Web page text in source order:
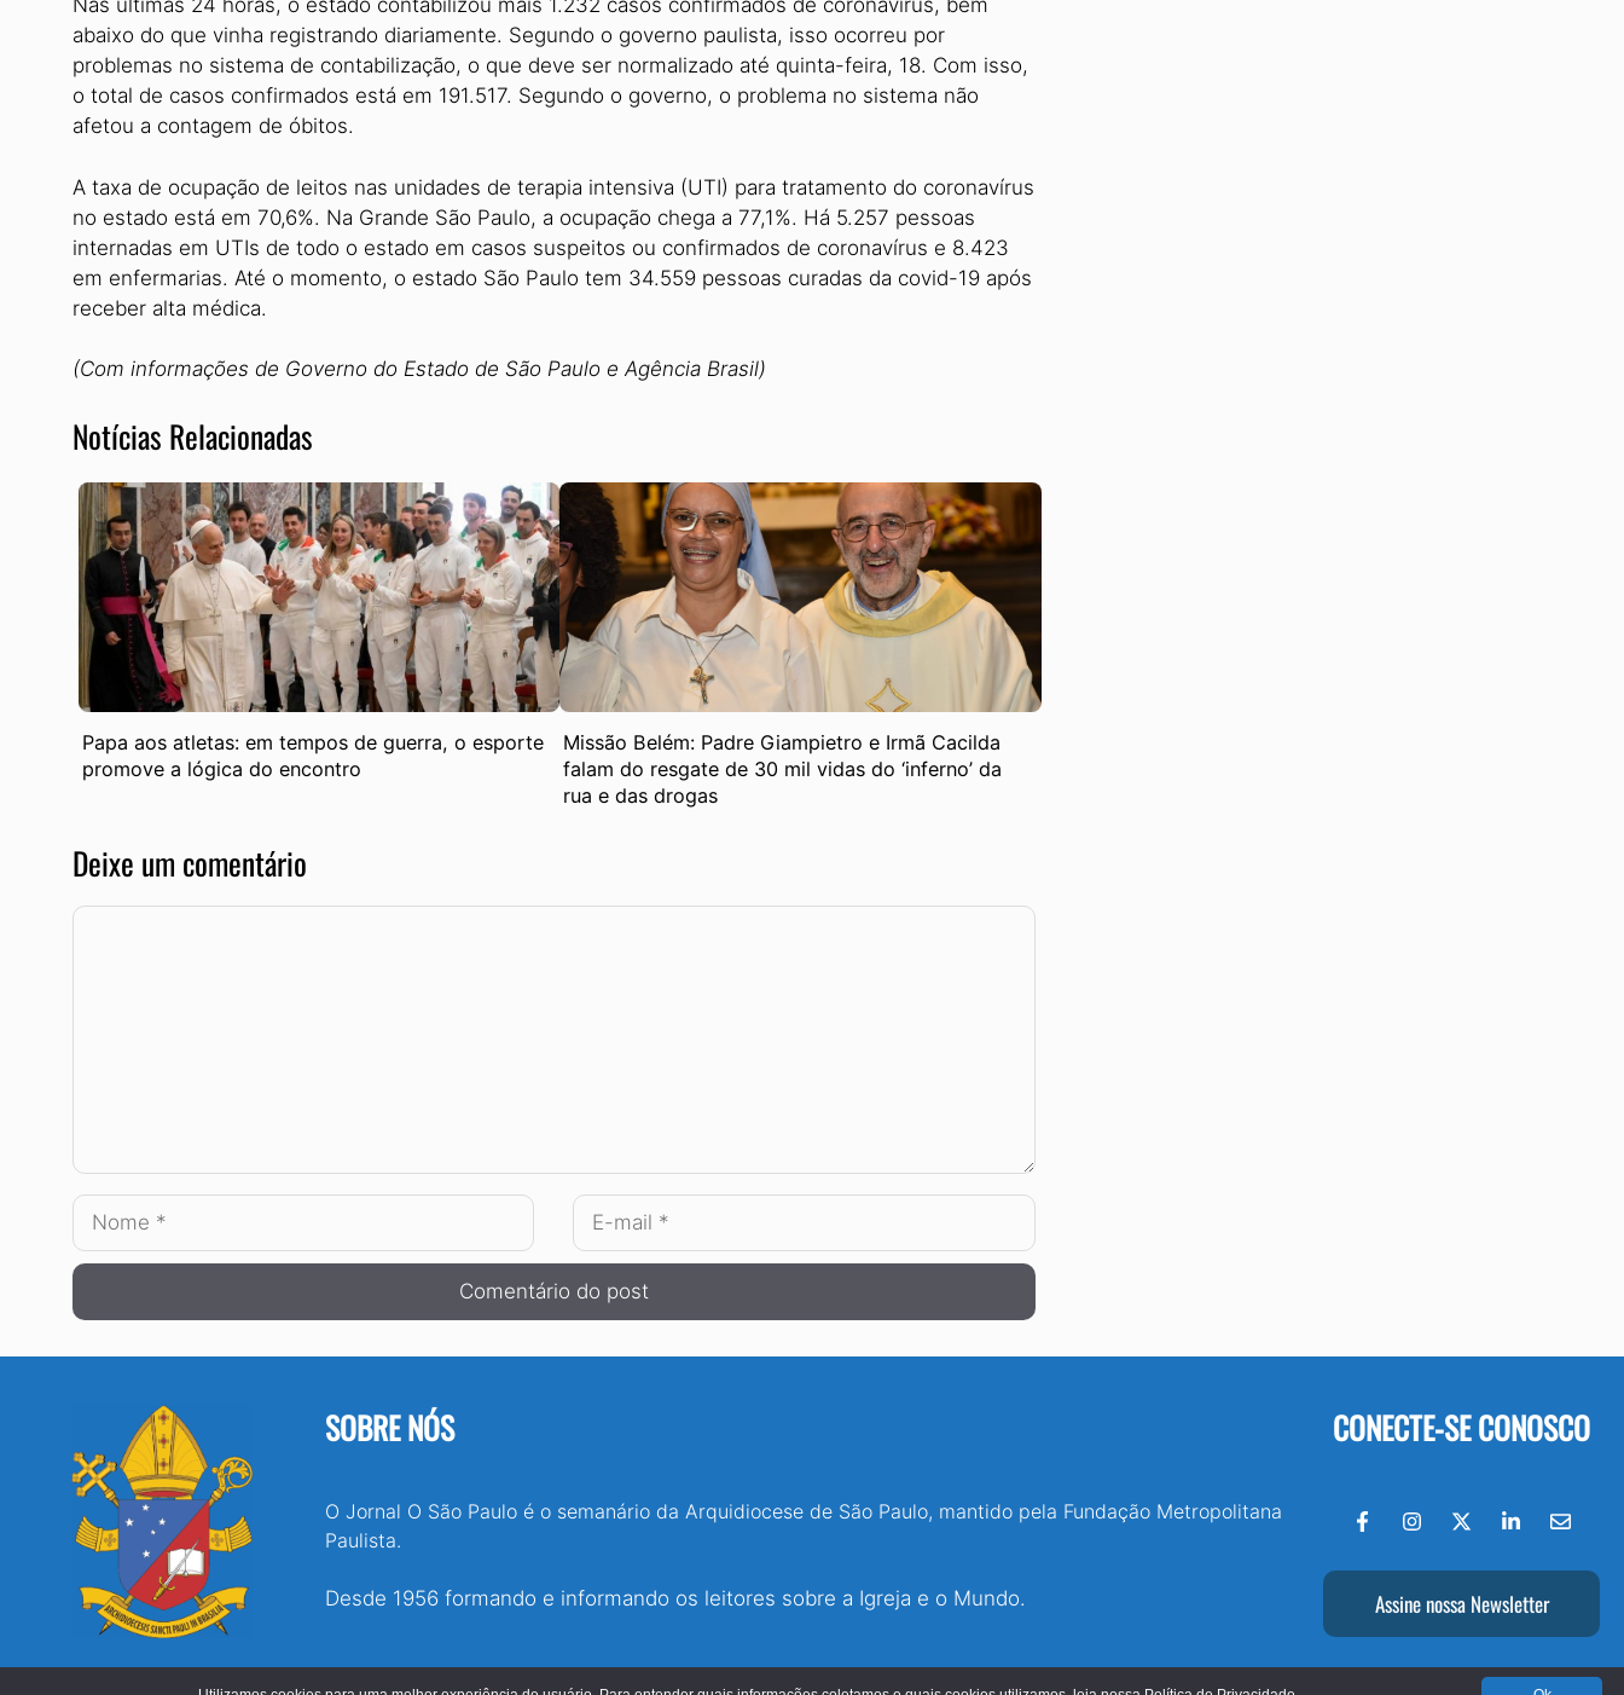
Nas últimas 24 horas, o estado contabilizou mais 1.232 casos confirmados de coronavírus, bem
abaixo do que vinha registrando diariamente. Segundo o governo paulista, isso ocorreu por
problemas no sistema de contabilização, o que deve ser normalizado até quinta-feira, 18. Com isso,
o total de casos confirmados está em 191.517. Segundo o governo, o problema no sistema não
afetou a contagem de óbitos.
A taxa de ocupação de leitos nas unidades de terapia intensiva (UTI) para tratamento do coronavírus
no estado está em 70,6%. Na Grande São Paulo, a ocupação chega a 77,1%. Há 5.257 pessoas
internadas em UTIs de todo o estado em casos suspeitos ou confirmados de coronavírus e 8.423
em enfermarias. Até o momento, o estado São Paulo tem 34.559 pessoas curadas da covid-19 após
receber alta médica.
(Com informações de Governo do Estado de São Paulo e Agência Brasil)
Notícias Relacionadas
Papa aos atletas: em tempos de guerra, o esporte
promove a lógica do encontro
Missão Belém: Padre Giampietro e Irmã Cacilda
falam do resgate de 30 mil vidas do ‘inferno’ da
rua e das drogas
Deixe um comentário
Comentário
Nome
E-
SOBRE NÓS
O Jornal O São Paulo é o semanário da Arquidiocese de São Paulo, mantido pela Fundação Metropolitana
Paulista.
Desde 1956 formando e informando os leitores sobre a Igreja e o Mundo.
CONECTE-SE CONOSCO
Assine nossa Newsletter
© 2026 - Jornal O São Paulo